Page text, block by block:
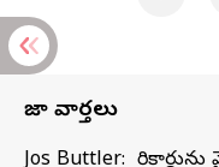
తాజా వార్తలు
Jos Buttler: నా